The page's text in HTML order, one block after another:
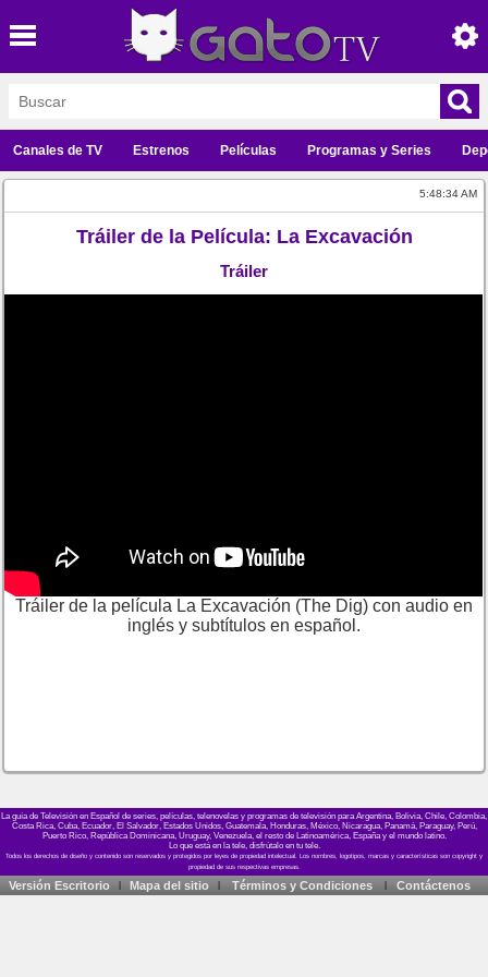
Canales de TV Estrenos Películas Programas y Series
5:48:34 AM
Tráiler de la Película: La Excavación
Tráiler
Tráiler de la película La Excavación (The Dig) con audio en
inglés y subtítulos en español.
La guía de Televisión en Español de series, películas, telenovelas y programas de televisión para Argentina, Bolivia, Chile, Colombia,
Costa Rica, Cuba, Ecuador, El Salvador, Estados Unidos, Guatemala, Honduras, México, Nicaragua, Panamá, Paraguay, Perú,
Puerto Rico, República Dominicana, Uruguay, Venezuela, el resto de Latinoamérica, España y el mundo latino.
Lo que está en la tele, disfrútalo en tu tele.
Versión Escritorio Mapa del sitio Términos y Condiciones Contáctenos